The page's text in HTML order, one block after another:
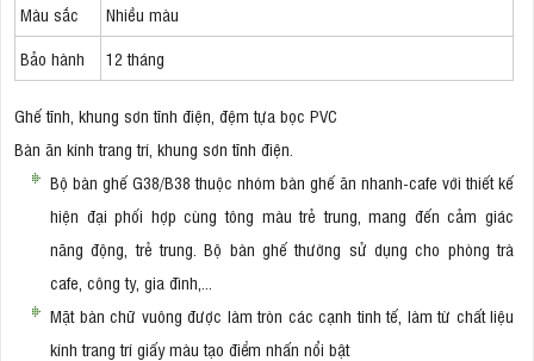
Màu sắc
Nhiều màu
Bảo hành
12 tháng
Ghế tĩnh, khung sơn tĩnh điện, đệm tựa bọc PVC
Bàn ăn kính trang trí, khung sơn tĩnh điện.
Bộ bàn ghế G38/B38 thuộc nhóm bàn ghế ăn nhanh-cafe với thiết kế
hiện đại phối hợp cùng tông màu trẻ trung, mang đến cảm giác
năng động, trẻ trung. Bộ bàn ghế thường sử dụng cho phòng trà
cafe, công ty, gia đình,...
Mặt bàn chữ vuông được làm tròn các cạnh tinh tế, làm từ chất liệu
kính trang trí giấy màu tạo điểm nhấn nổi bật